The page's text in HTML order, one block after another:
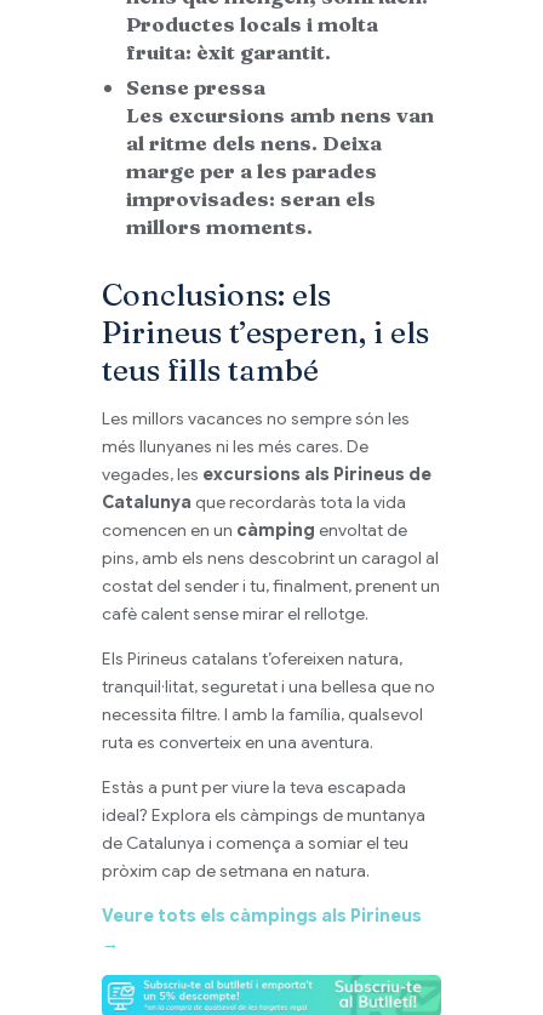
Productes locals i molta
fruita: èxit garantit.
Sense pressa
Les excursions amb nens van
al ritme dels nens. Deixa
marge per a les parades
improvisades: seran els
millors moments.
Conclusions: els
Pirineus t’esperen, i els
teus fills també
Les millors vacances no sempre són les
més llunyanes ni les més cares. De
vegades, les excursions als Pirineus de
Catalunya que recordaràs tota la vida
comencen en un càmping envoltat de
pins, amb els nens descobrint un caragol al
costat del sender i tu, finalment, prenent un
cafè calent sense mirar el rellotge.
Els Pirineus catalans t’ofereixen natura,
tranquil·litat, seguretat i una bellesa que no
necessita filtre. I amb la família, qualsevol
ruta es converteix en una aventura.
Estàs a punt per viure la teva escapada
ideal? Explora els càmpings de muntanya
de Catalunya i comença a somiar el teu
pròxim cap de setmana en natura.
Veure tots els càmpings als Pirineus
→